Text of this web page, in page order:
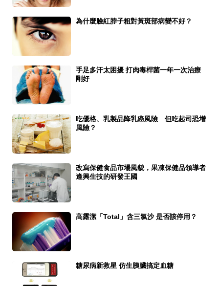
為什麼臉紅脖子粗對黃斑部病變不好？
手足多汗太困擾 打肉毒桿菌一年一次治療
剛好
吃優格、乳製品降乳癌風險 但吃起司恐增
風險？
改寫保健食品市場風貌，果凍保健品領導者
逢興生技的研發王國
高露潔「Total」含三氯沙 是否該停用？
糖尿病新救星 仿生胰臟搞定血糖